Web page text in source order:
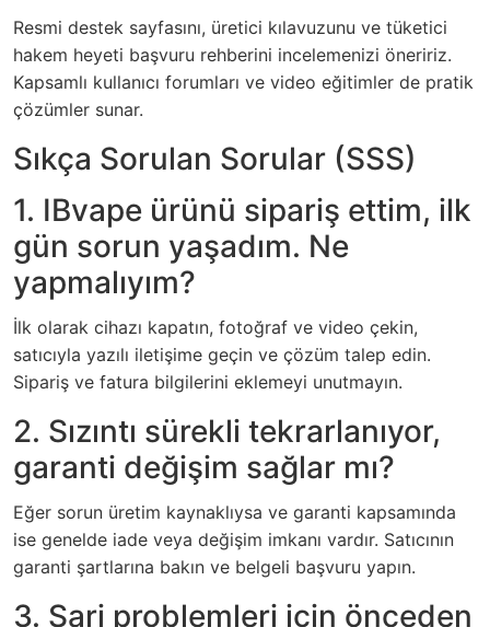
Resmi destek sayfasını, üretici kılavuzunu ve tüketici
hakem heyeti başvuru rehberini incelemenizi öneririz.
Kapsamlı kullanıcı forumları ve video eğitimler de pratik
çözümler sunar.
Sıkça Sorulan Sorular (SSS)
1. IBvape ürünü sipariş ettim, ilk
gün sorun yaşadım. Ne
yapmalıyım?
İlk olarak cihazı kapatın, fotoğraf ve video çekin,
satıcıyla yazılı iletişime geçin ve çözüm talep edin.
Sipariş ve fatura bilgilerini eklemeyi unutmayın.
2. Sızıntı sürekli tekrarlanıyor,
garanti değişim sağlar mı?
Eğer sorun üretim kaynaklıysa ve garanti kapsamında
ise genelde iade veya değişim imkanı vardır. Satıcının
garanti şartlarına bakın ve belgeli başvuru yapın.
3. Şarj problemleri için önceden